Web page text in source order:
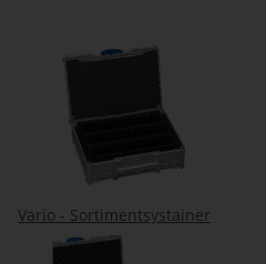
Vario - Sortimentsystainer